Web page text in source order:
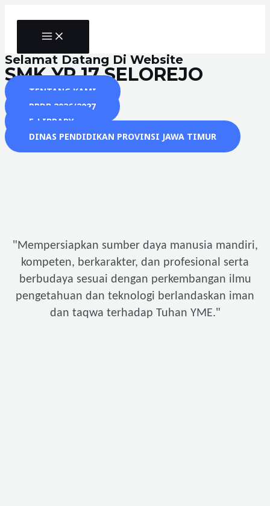
MAIN
MENU
Selamat Datang Di Website
SMK YP 17 SELOREJO
TENTANG KAMI
PPDB 2026/2027
E-LIBRARY
DINAS PENDIDIKAN PROVINSI JAWA TIMUR
"Mempersiapkan sumber daya manusia mandiri,
kompeten, berkarakter, dan profesional serta
berbudaya sesuai dengan perkembangan ilmu
pengetahuan dan teknologi berlandaskan iman
dan taqwa terhadap Tuhan YME."